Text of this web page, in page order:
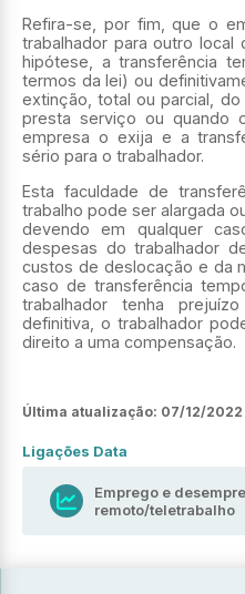
Refira-se, por fim, que o
trabalhador para outro local
hipótese, a transferência
termos da lei) ou
extinção, total ou parcial,
presta serviço ou quando
empresa o exija e a
sério para o trabalhador.
Esta faculdade de
trabalho pode ser alargada
devendo em qualquer
despesas do trabalhador
custos de deslocação e da
caso de transferência
trabalhador tenha
definitiva, o trabalhador
direito a uma compensação.
Última atualização: 07/12/2022
Ligações Data
Emprego e
remoto/teletrabalho